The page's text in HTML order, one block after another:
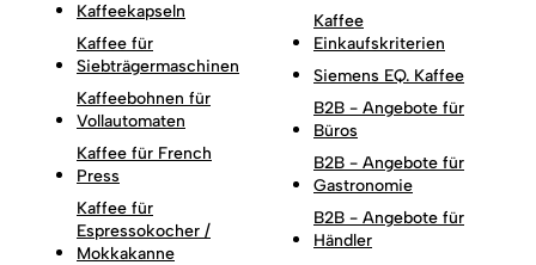
Kaffeekapseln
Kaffee für
Siebträgermaschinen
Kaffeebohnen für
Vollautomaten
Kaffee für French
Press
Kaffee für
Espressokocher /
Mokkakanne
Kaffee
Einkaufskriterien
Siemens EQ. Kaffee
B2B - Angebote für
Büros
B2B - Angebote für
Gastronomie
B2B - Angebote für
Händler